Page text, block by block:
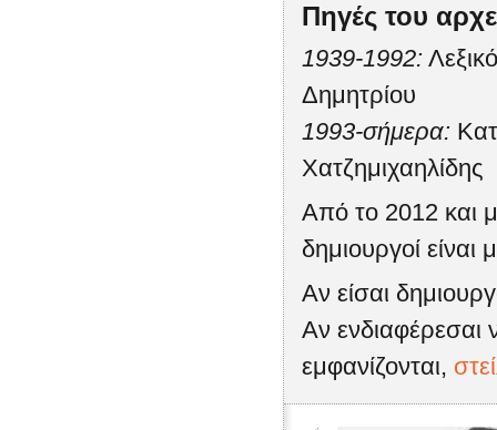
Πηγές του
1939-1992:
Δημητρίου
1993-σήμερα:
Χατζημιχαηλίδης
Από το 2012 και
δημιουργοί
Αν είσαι
Αν ενδιαφέρεσαι
εμφανίζονται,